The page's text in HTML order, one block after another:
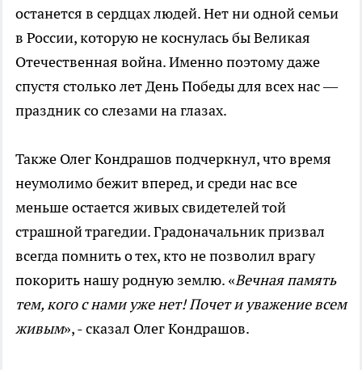
останется в сердцах людей. Нет ни одной семьи
в России, которую не коснулась бы Великая
Отечественная война. Именно поэтому даже
спустя столько лет День Победы для всех нас —
праздник со слезами на глазах.
Также Олег Кондрашов подчеркнул, что время
неумолимо бежит вперед, и среди нас все
меньше остается живых свидетелей той
страшной трагедии. Градоначальник призвал
всегда помнить о тех, кто не позволил врагу
покорить нашу родную землю. «Вечная память
тем, кого с нами уже нет! Почет и уважение всем
живым», - сказал Олег Кондрашов.